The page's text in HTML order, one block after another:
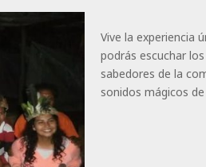
Vive la experiencia
podrás escuchar
sabedores de la
sonidos mágicos